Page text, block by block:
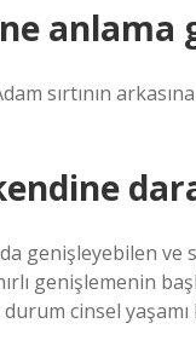
anlama
sırtının
genişleyebilen
genişlemenin
durum cinsel